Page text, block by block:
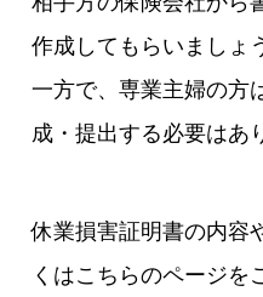
作成してもらいましょ
一方で、専業主婦の方
成・提出する必要はあ
休業損害証明書の内容
くはこちらのページを